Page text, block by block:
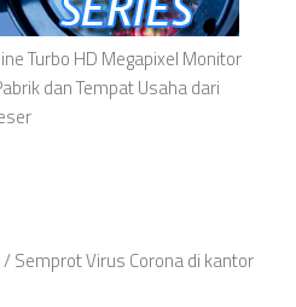
Turbo HD Megapixel Monitor
dan Tempat Usaha dari
Semprot Virus Corona di kantor